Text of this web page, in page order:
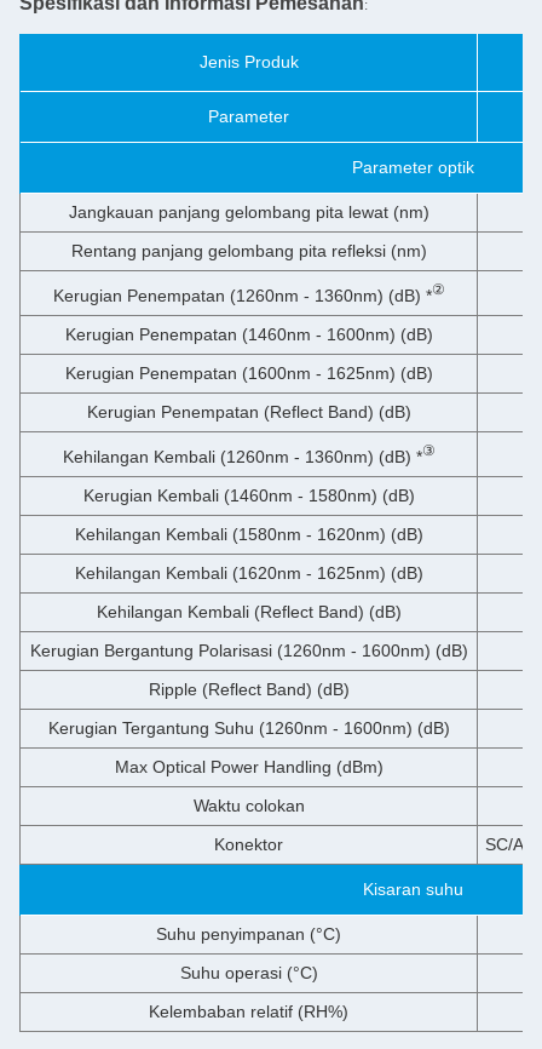
:
Jenis Produk
Parameter
Parameter optik
Jangkauan panjang gelombang pita lewat (nm)
Rentang panjang gelombang pita refleksi (nm)
Kerugian Penempatan (1260nm - 1360nm) (dB) *②
Kerugian Penempatan (1460nm - 1600nm) (dB)
Kerugian Penempatan (1600nm - 1625nm) (dB)
Kerugian Penempatan (Reflect Band) (dB)
Kehilangan Kembali (1260nm - 1360nm) (dB) *③
Kerugian Kembali (1460nm - 1580nm) (dB)
Kehilangan Kembali (1580nm - 1620nm) (dB)
Kehilangan Kembali (1620nm - 1625nm) (dB)
Kehilangan Kembali (Reflect Band) (dB)
Kerugian Bergantung Polarisasi (1260nm - 1600nm) (dB)
Ripple (Reflect Band) (dB)
Kerugian Tergantung Suhu (1260nm - 1600nm) (dB)
Max Optical Power Handling (dBm)
Waktu colokan
Konektor
SC/
Kisaran suhu
Suhu penyimpanan (°C)
Suhu operasi (°C)
Kelembaban relatif (RH%)